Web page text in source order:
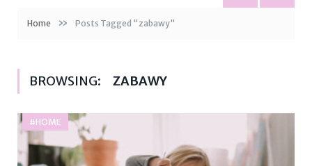
Home » Posts Tagged "zabawy"
BROWSING: ZABAWY
#HOME